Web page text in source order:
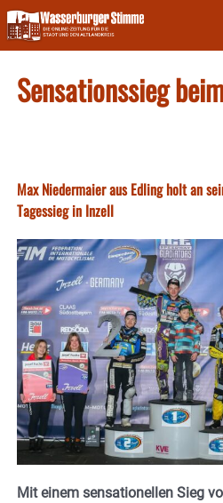
Skip
to
content
Sensationssieg
Max Niedermaier aus Edling holt an
Tagessieg in Inzell
Mit einem sensationellen Sieg